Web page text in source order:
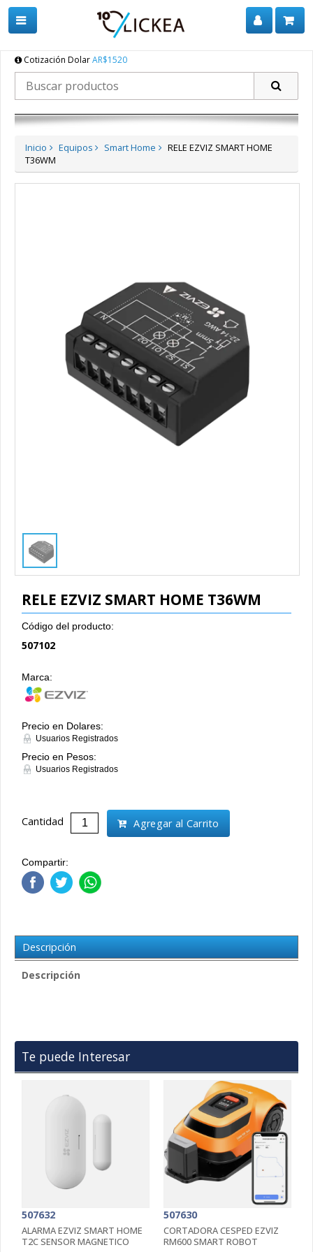
Cotización DolarAR$1520
Inicio Equipos Smart Home
RELE EZVIZ SMART HOME
T36WM
RELE EZVIZ SMART HOME T36WM
Código del producto:
507102
Marca:
Precio en Dolares:
Usuarios Registrados
Precio en Pesos:
Usuarios Registrados
Cantidad Agregar al Carrito
Compartir:
Descripción
Descripción
Te puede Interesar
507632
ALARMA EZVIZ SMART HOME
T2C SENSOR MAGNETICO
507630
CORTADORA CESPED EZVIZ
RM600 SMART ROBOT